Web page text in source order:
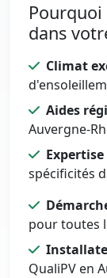
dans
Climat
Aides
Auvergne-
spécificités
pour toutes
QualiPV en